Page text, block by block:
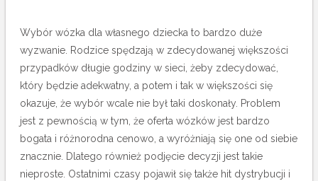
Wybór wózka dla własnego dziecka to bardzo duże
wyzwanie. Rodzice spędzają w zdecydowanej większości
przypadków długie godziny w sieci, żeby zdecydować,
który będzie adekwatny, a potem i tak w większości się
okazuje, że wybór wcale nie był taki doskonały. Problem
jest z pewnością w tym, że oferta wózków jest bardzo
bogata i różnorodna cenowo, a wyróżniają się one od siebie
znacznie. Dlatego również podjęcie decyzji jest takie
nieproste. Ostatnimi czasy pojawił się także hit dystrybucji i